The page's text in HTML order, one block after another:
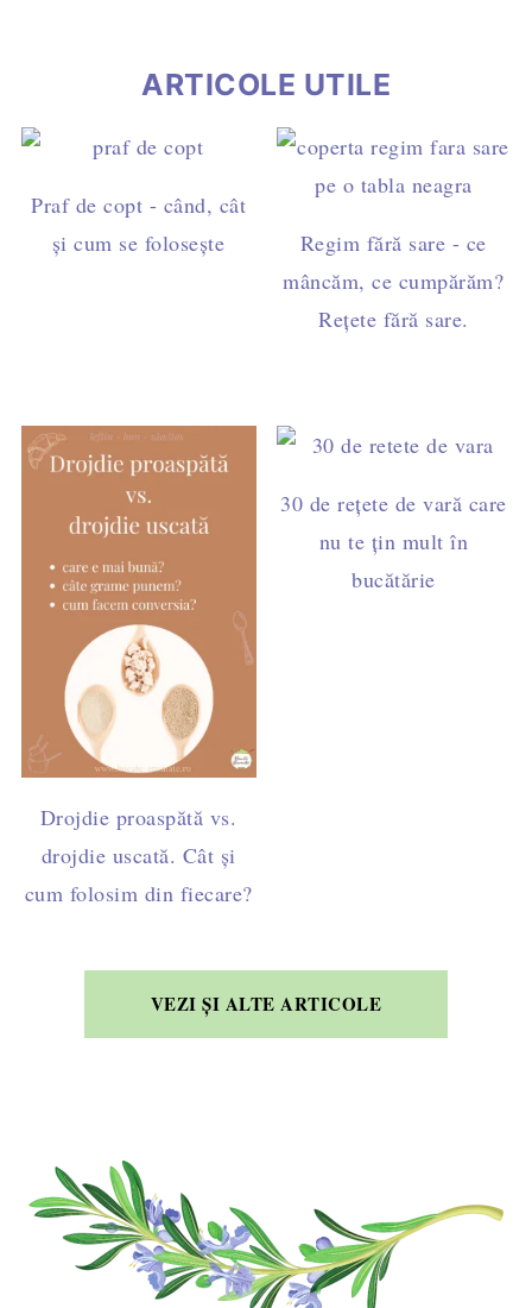
ARTICOLE UTILE
Praf de copt - când, cât
și cum se folosește
Regim fără sare - ce
mâncăm, ce cumpărăm?
Rețete fără sare.
Drojdie proaspătă vs.
drojdie uscată. Cât și
cum folosim din fiecare?
30 de rețete de vară care
nu te țin mult în
bucătărie
VEZI ȘI ALTE ARTICOLE